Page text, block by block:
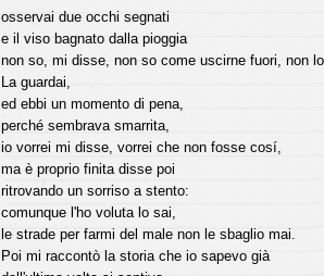
osservai due occhi segnati
e il viso bagnato dalla pioggia
non so, mi disse, non so come uscirne fuori, non
La guardai,
ed ebbi un momento di pena,
perché sembrava smarrita,
io vorrei mi disse, vorrei che non fosse cosí,
ma è proprio finita disse poi
ritrovando un sorriso a stento:
comunque l'ho voluta lo sai,
le strade per farmi del male non le sbaglio mai.
Poi mi raccontò la storia che io sapevo già